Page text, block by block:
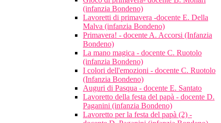
(infanzia Bondeno)
Lavoretti di primavera -docente E. Della
Malva (infanzia Bondeno)
Primavera! - docente A. Accorsi (Infanzia
Bondeno)
La mano magica - docente C. Ruotolo
(infanzia Bondeno)
I colori dell'emozioni - docente C. Ruotolo
(Infanzia Bondeno)
Auguri di Pasqua - docente E. Santato
Lavoretto della festa del papà - docente D.
Paganini (infanzia Bondeno)
Lavoretto per la festa del papà (2) -